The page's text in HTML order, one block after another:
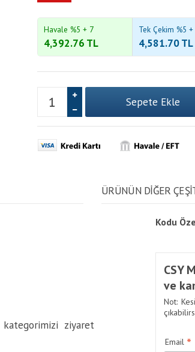
Havale %5 + 7
4,392.76 TL
Tek Çekim %5
4,581.70TL
ziyaret
ÜRÜNÜN DİĞER
Kodu
CSY
ve
Not:
Email *